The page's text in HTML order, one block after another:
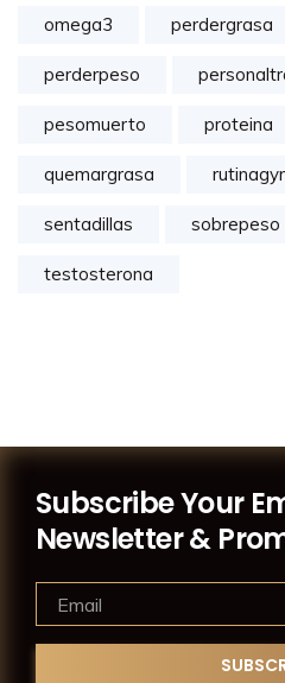
omega3 perdergrasa
perderpeso
pesomuerto proteina
quemargrasa
sentadillas sobrepeso
testosterona
Subscribe Your
Newsletter &